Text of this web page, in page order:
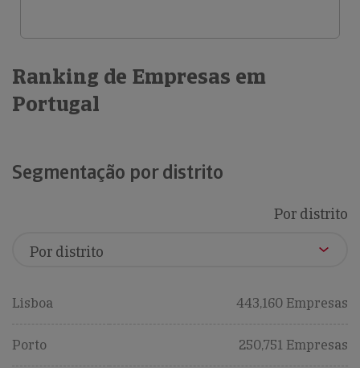
Ranking de Empresas em
Portugal
Segmentação por distrito
Por distrito
Lisboa 443,160 Empresas
Porto 250,751 Empresas